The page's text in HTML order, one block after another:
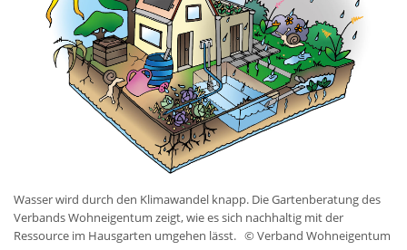
Wasser wird durch den Klimawandel knapp. Die Gartenberatung des
Verbands Wohneigentum zeigt, wie es sich nachhaltig mit der
Ressource im Hausgarten umgehen lässt. © Verband Wohneigentum